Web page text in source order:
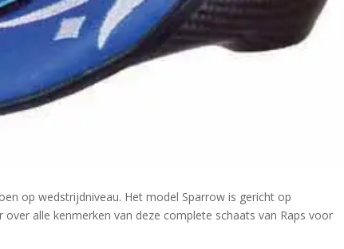
op wedstrijdniveau. Het model Sparrow is gericht op
over alle kenmerken van deze complete schaats van Raps voor